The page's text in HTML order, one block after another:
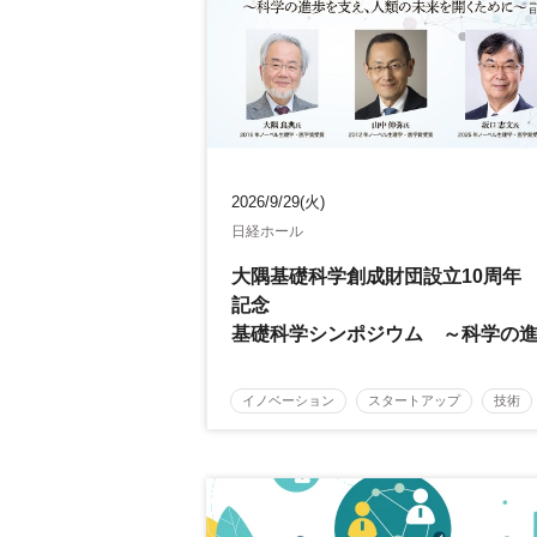
2026/9/29(火)
日経ホール
大隅基礎科学創成財団設立10周年
記念
基礎科学シンポジウム ～科学の進
～イノベーション スタートアップ 技術